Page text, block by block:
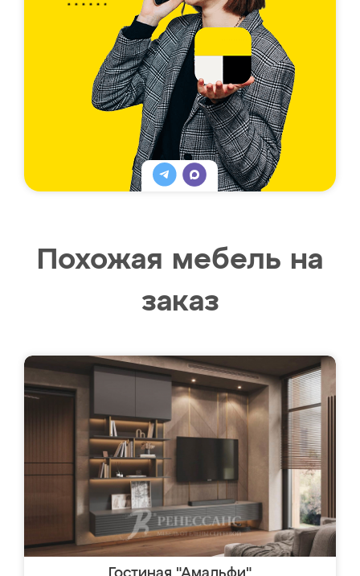
Похожая мебель на
заказ